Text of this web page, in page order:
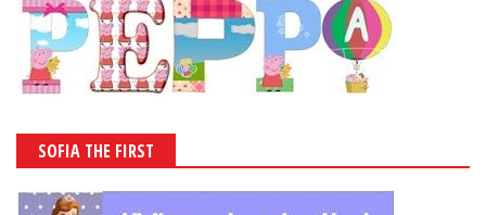
SOFIA THE FIRST